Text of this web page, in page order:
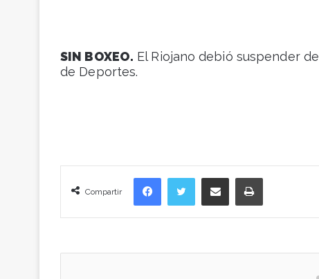
SIN BOXEO. El Riojano debió suspender
de Deportes.
Compartir
Facebook Compartir vía correo electrónico